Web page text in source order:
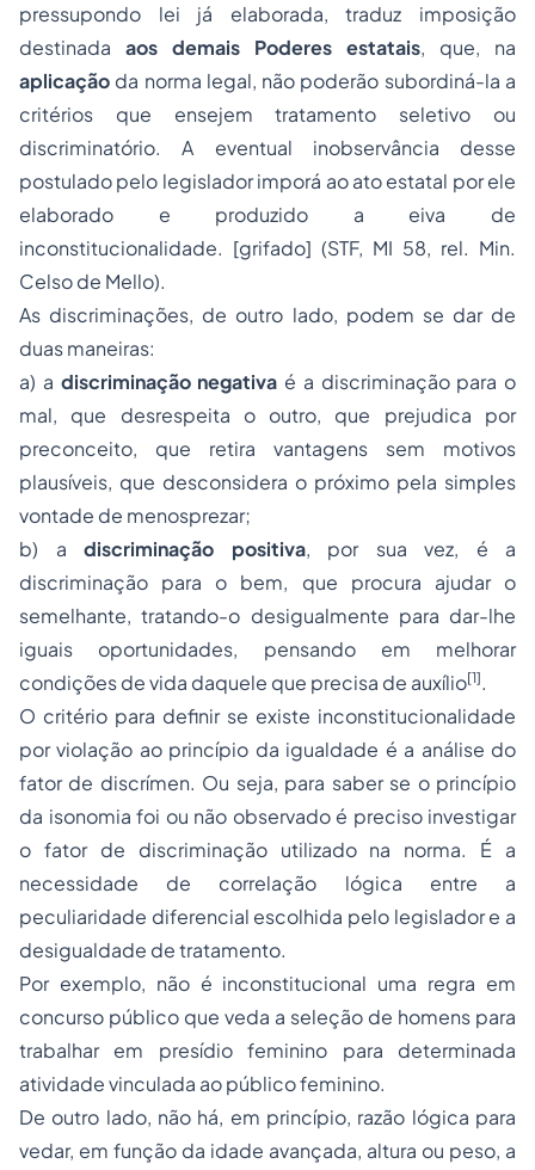
pressupondo lei já elaborada, traduz imposição
destinada aos demais Poderes estatais, que, na
aplicação da norma legal, não poderão subordiná-la a
critérios que ensejem tratamento seletivo ou
discriminatório. A eventual inobservância desse
postulado pelo legislador imporá ao ato estatal por ele
elaborado e produzido a eiva de
inconstitucionalidade. [grifado] (STF, MI 58, rel. Min.
Celso de Mello).
As discriminações, de outro lado, podem se dar de
duas maneiras:
a) a discriminação negativa é a discriminação para o
mal, que desrespeita o outro, que prejudica por
preconceito, que retira vantagens sem motivos
plausíveis, que desconsidera o próximo pela simples
vontade de menosprezar;
b) a discriminação positiva, por sua vez, é a
discriminação para o bem, que procura ajudar o
semelhante, tratando-o desigualmente para dar-lhe
iguais oportunidades, pensando em melhorar
condições de vida daquele que precisa de auxílio[1].
O critério para definir se existe inconstitucionalidade
por violação ao princípio da igualdade é a análise do
fator de discrímen. Ou seja, para saber se o princípio
da isonomia foi ou não observado é preciso investigar
o fator de discriminação utilizado na norma. É a
necessidade de correlação lógica entre a
peculiaridade diferencial escolhida pelo legislador e a
desigualdade de tratamento.
Por exemplo, não é inconstitucional uma regra em
concurso público que veda a seleção de homens para
trabalhar em presídio feminino para determinada
atividade vinculada ao público feminino.
De outro lado, não há, em princípio, razão lógica para
vedar, em função da idade avançada, altura ou peso, a